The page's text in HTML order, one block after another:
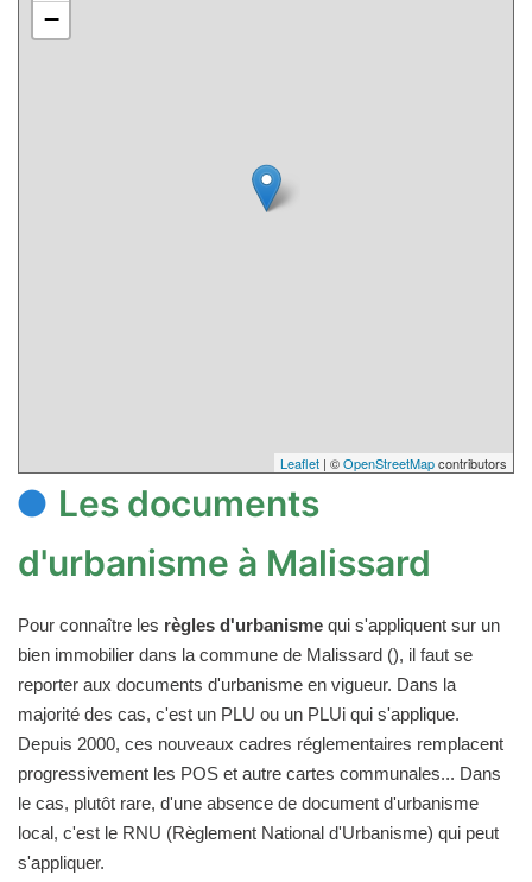
−
Leaflet | ©OpenStreetMapcontributors
Les documents
d'urbanisme à Malissard
Pour connaître les règles d'urbanisme qui s'appliquent sur un
bien immobilier dans la commune de Malissard (), il faut se
reporter aux documents d'urbanisme en vigueur. Dans la
majorité des cas, c'est un PLU ou un PLUi qui s'applique.
Depuis 2000, ces nouveaux cadres réglementaires remplacent
progressivement les POS et autre cartes communales... Dans
le cas, plutôt rare, d'une absence de document d'urbanisme
local, c'est le RNU (Règlement National d'Urbanisme) qui peut
s'appliquer.